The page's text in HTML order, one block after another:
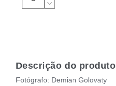
Descrição do produto
Fotógrafo: Demian Golovaty